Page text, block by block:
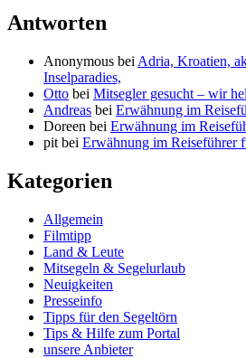
Antworten
Anonymous bei Adria, Kroatien,
Inselparadies,
Otto bei Mitsegler gesucht – wir
Andreas bei Erwähnung im
Doreen bei Erwähnung im
pit bei Erwähnung im Reiseführer
Kategorien
Allgemein
Filmtipp
Land & Leute
Mitsegeln & Segelurlaub
Neuigkeiten
Presseinfo
Tipps für den Segeltörn
Tips & Hilfe zum Portal
unsere Anbieter